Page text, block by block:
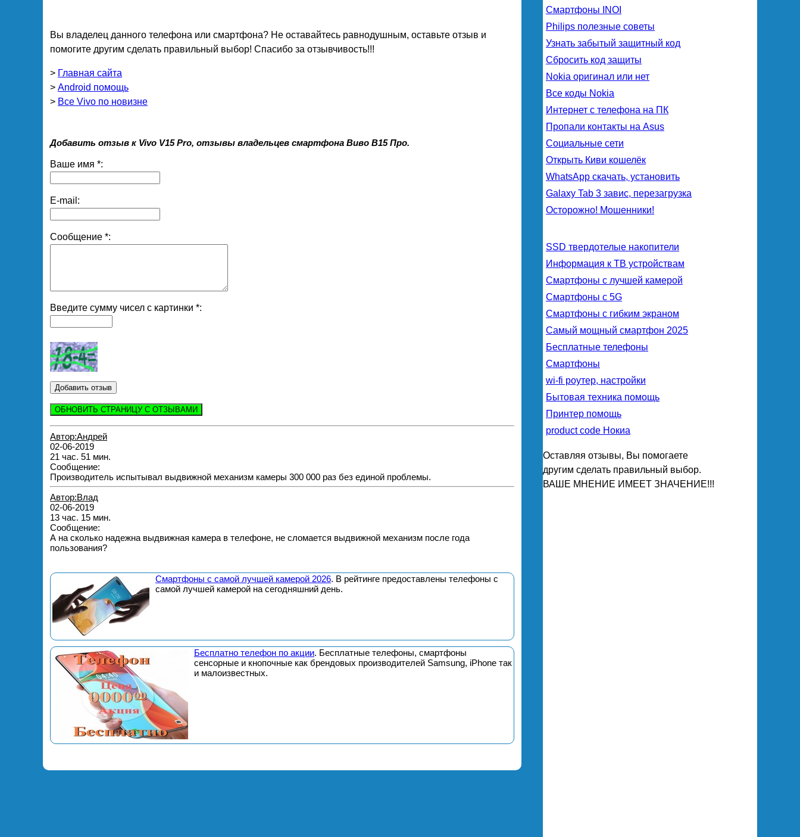
Вы владелец данного телефона или смартфона? Не оставайтесь равнодушным, оставьте отзыв и
помогите другим сделать правильный выбор! Спасибо за отзывчивость!!!
> Главная сайта
> Android помощь
> Все Vivo по новизне
Добавить отзыв к Vivo V15 Pro, отзывы владельцев смартфона Виво В15 Про.
Ваше имя *:
E-mail:
Сообщение *:
Введите сумму чисел с картинки *:
ОБНОВИТЬ СТРАНИЦУ С ОТЗЫВАМИ
Автор:Андрей
02-06-2019
21 час. 51 мин.
Сообщение:
Производитель испытывал выдвижной механизм камеры 300 000 раз без единой проблемы.
Автор:Влад
02-06-2019
13 час. 15 мин.
Сообщение:
А на сколько надежна выдвижная камера в телефоне, не сломается выдвижной механизм после года
пользования?
Смартфоны с самой лучшей камерой 2026. В рейтинге предоставлены телефоны с
самой лучшей камерой на сегодняшний день.
Бесплатно телефон по акции. Бесплатные телефоны, смартфоны
сенсорные и кнопочные как брендовых производителей Samsung, iPhone так
и малоизвестных.
Смартфоны INOI
Philips полезные советы
Узнать забытый защитный код
Сбросить код защиты
Nokia оригинал или нет
Все коды Nokia
Интернет с телефона на ПК
Пропали контакты на Asus
Социальные сети
Открыть Киви кошелёк
WhatsApp скачать, установить
Galaxy Tab 3 завис, перезагрузка
Осторожно! Мошенники!
SSD твердотелые накопители
Информация к ТВ устройствам
Смартфоны с лучшей камерой
Смартфоны с 5G
Смартфоны с гибким экраном
Самый мощный смартфон 2025
Бесплатные телефоны
Смартфоны
wi-fi роутер, настройки
Бытовая техника помощь
Принтер помощь
product code Нокиа
Оставляя отзывы, Вы помогаете
другим сделать правильный выбор.
ВАШЕ МНЕНИЕ ИМЕЕТ ЗНАЧЕНИЕ!!!